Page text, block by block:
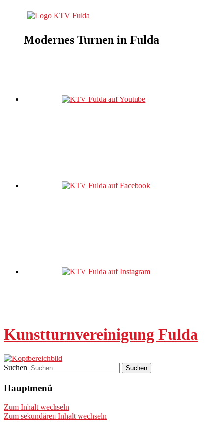
Modernes Turnen in Fulda
Kunstturnvereinigung Fulda
Suchen
Hauptmenü
Zum Inhalt wechseln
Zum sekundären Inhalt wechseln